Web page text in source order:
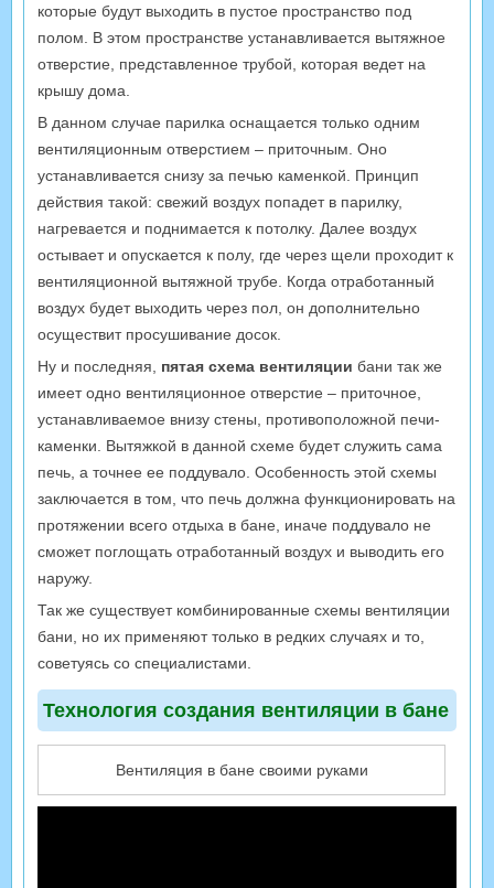
которые будут выходить в пустое пространство под
полом. В этом пространстве устанавливается вытяжное
отверстие, представленное трубой, которая ведет на
крышу дома.
В данном случае парилка оснащается только одним
вентиляционным отверстием – приточным. Оно
устанавливается снизу за печью каменкой. Принцип
действия такой: свежий воздух попадет в парилку,
нагревается и поднимается к потолку. Далее воздух
остывает и опускается к полу, где через щели проходит к
вентиляционной вытяжной трубе. Когда отработанный
воздух будет выходить через пол, он дополнительно
осуществит просушивание досок.
Ну и последняя, пятая схема вентиляции бани так же
имеет одно вентиляционное отверстие – приточное,
устанавливаемое внизу стены, противоположной печи-
каменки. Вытяжкой в данной схеме будет служить сама
печь, а точнее ее поддувало. Особенность этой схемы
заключается в том, что печь должна функционировать на
протяжении всего отдыха в бане, иначе поддувало не
сможет поглощать отработанный воздух и выводить его
наружу.
Так же существует комбинированные схемы вентиляции
бани, но их применяют только в редких случаях и то,
советуясь со специалистами.
Технология создания вентиляции в бане
Вентиляция в бане своими руками